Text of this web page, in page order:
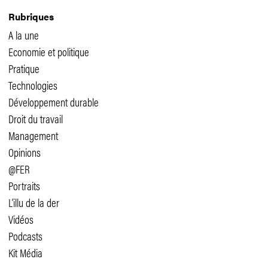
Rubriques
A la une
Economie et politique
Pratique
Technologies
Développement durable
Droit du travail
Management
Opinions
@FER
Portraits
L'illu de la der
Vidéos
Podcasts
Kit Média